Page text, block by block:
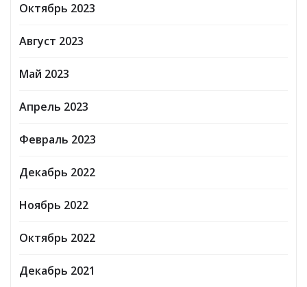
Октябрь 2023
Август 2023
Май 2023
Апрель 2023
Февраль 2023
Декабрь 2022
Ноябрь 2022
Октябрь 2022
Декабрь 2021